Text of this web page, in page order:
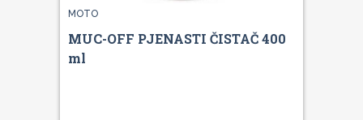
MOTO
MUC-OFF PJENASTI ČISTAČ 400
ml